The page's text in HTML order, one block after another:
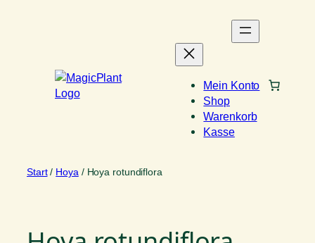
Mein Konto
Shop
Warenkorb
Kasse
Start/ Hoya / Hoya rotundiflora